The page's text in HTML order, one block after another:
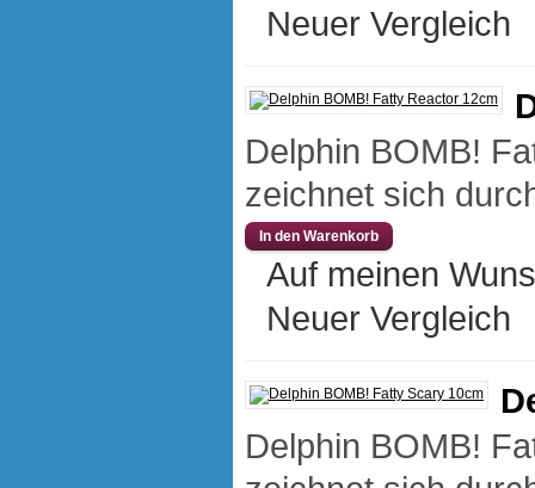
Neuer Vergleich
Delphin BOMB!
zeichnet sich
Auf meinen
Neuer Vergleich
Delphin BOMB!